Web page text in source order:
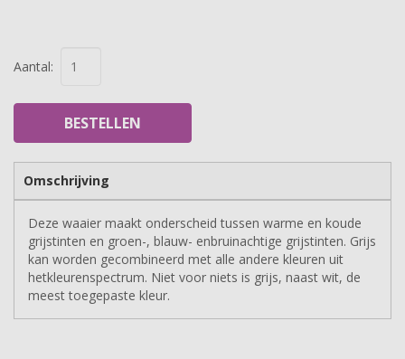
Aantal:
BESTELLEN
Omschrijving
Deze waaier maakt onderscheid tussen warme en koude
grijstinten en groen-, blauw- enbruinachtige grijstinten. Grijs
kan worden gecombineerd met alle andere kleuren uit
hetkleurenspectrum. Niet voor niets is grijs, naast wit, de
meest toegepaste kleur.